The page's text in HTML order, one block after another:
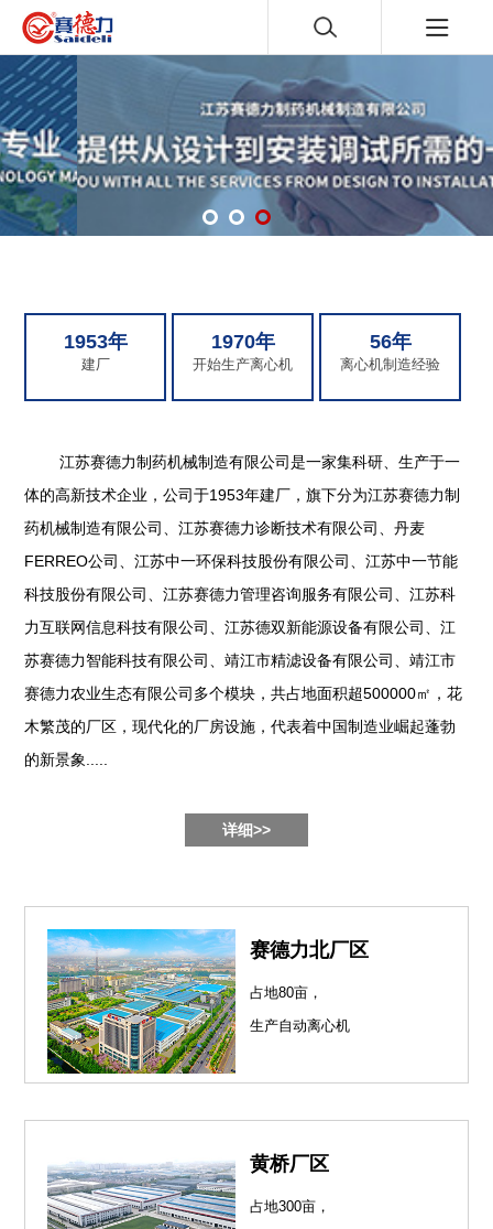
1953年
建厂
1970年
开始生产离心机
56年
离心机制造经验
江苏赛德力制药机械制造有限公司是一家集科研、生产于一
体的高新技术企业，公司于1953年建厂，旗下分为江苏赛德力制
药机械制造有限公司、江苏赛德力诊断技术有限公司、丹麦
FERREO公司、江苏中一环保科技股份有限公司、江苏中一节能
科技股份有限公司、江苏赛德力管理咨询服务有限公司、江苏科
力互联网信息科技有限公司、江苏德双新能源设备有限公司、江
苏赛德力智能科技有限公司、靖江市精滤设备有限公司、靖江市
赛德力农业生态有限公司多个模块，共占地面积超500000㎡，花
木繁茂的厂区，现代化的厂房设施，代表着中国制造业崛起蓬勃
的新景象.....
详细>>
赛德力北厂区
占地80亩，
生产自动离心机
黄桥厂区
占地300亩，